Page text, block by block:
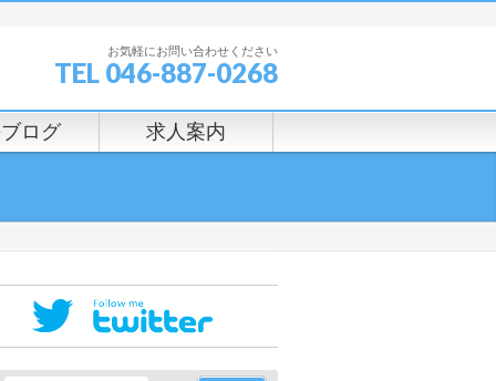
お気軽にお問い合わせください
TEL 046-887-0268
ログ 求人案内